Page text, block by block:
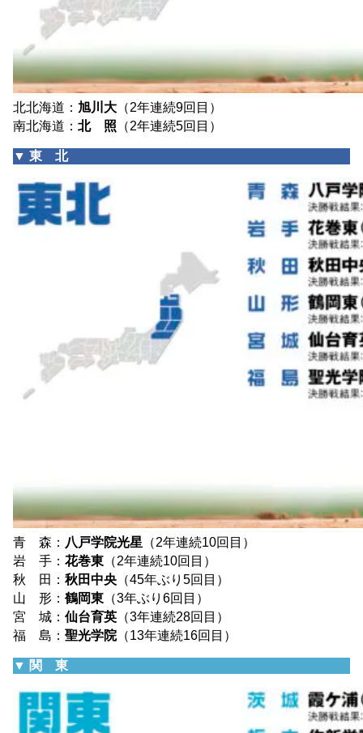
北北海道： 旭川大 （2年連続9回目）
南北海道： 北 照 （2年連続5回目）
▼ 東 北
青 森： 八戸学院光星 （2年連続10回目）
岩 手： 花巻東 （2年連続10回目）
秋 田： 秋田中央 （45年ぶり5回目）
山 形： 鶴岡東 （3年ぶり6回目）
宮 城： 仙台育英 （3年連続28回目）
福 島： 聖光学院（13年連続16回目）
▼ 関 東